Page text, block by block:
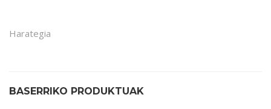
Harategia
BASERRIKO PRODUKTUAK